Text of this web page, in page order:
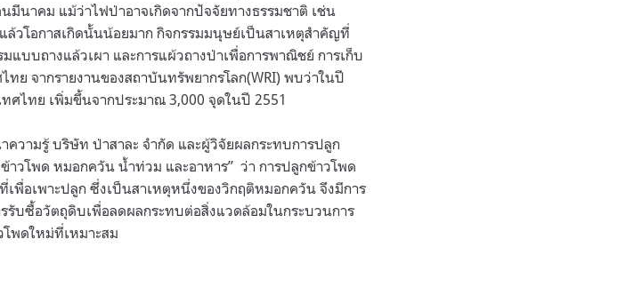
มีนาคม แม้ว่าไฟป่าอาจเกิดจากปัจจัยทางธรรมชาติ เช่น
ล้วโอกาสเกิดนั้นน้อยมาก กิจกรรมมนุษย์เป็นสาเหตุสำคัญที่
บบถางแล้วเผา และการแผ้วถางป่าเพื่อการพาณิชย์ การเก็บ
ย จากรายงานของสถาบันทรัพยากรโลก(WRI) พบว่าในปี
ศไทย เพิ่มขึ้นจากประมาณ 3,000 จุดในปี 2551
วามรู้ บริษัท ป่าสาละ จำกัด และผู้วิจัยผลกระทบการปลูก
าวโพด หมอกควัน น้ำท่วม และอาหาร” ว่า การปลูกข้าวโพด
พื่อเพาะปลูก ซึ่งเป็นสาเหตุหนึ่งของวิกฤติหมอกควัน จึงมีการ
รับซื้อวัตถุดิบเพื่อลดผลกระทบต่อสิ่งแวดล้อมในกระบวนการ
พดใหม่ที่เหมาะสม